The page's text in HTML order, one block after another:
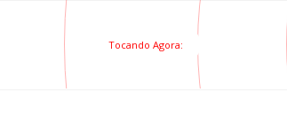
Tocando Agora: